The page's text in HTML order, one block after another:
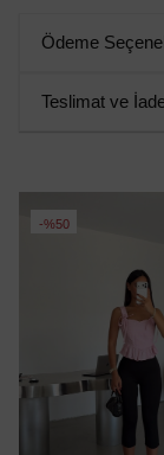
Ödeme
Teslimat ve
%50